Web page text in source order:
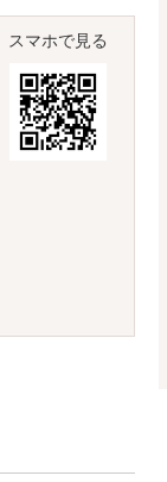
スマホで見る